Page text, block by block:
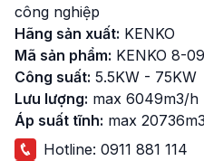
công nghiệp
Hãng sản xuất: KENKO
Mã sản phẩm: KENKO 8-09
Công suất: 5.5KW - 75KW
Lưu lượng: max 6049m3/h
Áp suất tĩnh: max
Hotline: 0911 881 114